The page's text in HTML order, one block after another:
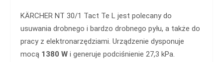
KÄRCHER NT 30/1 Tact Te L jest polecany do
usuwania drobnego i bardzo drobnego pyłu, a także do
pracy z elektronarzędziami. Urządzenie dysponuje
mocą 1380 W i generuje podciśnienie 27,3 kPa.